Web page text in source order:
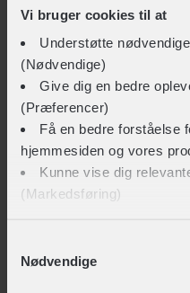
Vi bruger cookies til at
Understøtte
(Nødvendige)
Give dig en bedre
(Præferencer)
Få en bedre forståelse
hjemmesiden og vores
Kunne vise dig
(Markedsføring)
cookies til alle disse
Nødvendige
INNERGY
+ 349,-
Kun på lager i butik
INNERGY+